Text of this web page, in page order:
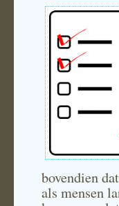
bovendien
als mensen